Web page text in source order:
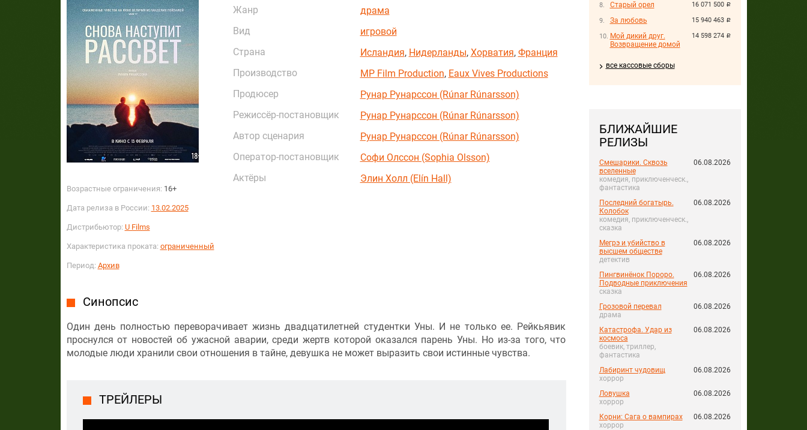
16 071 500 руб.
Старый орел
15 940 463 руб.
За любовь
14 598 274 руб.
Мой дикий друг.
Возвращение домой
все кассовые сборы
БЛИЖАЙШИЕ
РЕЛИЗЫ
Смешарики. Сквозь
вселенные
комедия, приключенческ.,
фантастика
06.08.2026
Последний богатырь.
Колобок
комедия, приключенческ.,
сказка
06.08.2026
Мегрэ и убийство в
высшем обществе
детектив
06.08.2026
Пингвинёнок Пороро.
Подводные приключения
сказка
06.08.2026
Грозовой перевал
драма
06.08.2026
Катастрофа. Удар из
космоса
боевик, триллер,
фантастика
06.08.2026
Лабиринт чудовищ
хоррор
06.08.2026
Ловушка
хоррор
06.08.2026
Корни: Сага о вампирах
хоррор
06.08.2026
Возрастные ограничения: 16+
Дата релиза в России: 13.02.2025
Дистрибьютор: U Films
Характеристика проката: ограниченный
Период: Архив
Жанр
драма
Вид
игровой
Страна
Исландия, Нидерланды, Хорватия, Франция
Производство
MP Film Production, Eaux Vives Productions
Продюсер
Рунар Рунарссон (Rúnar Rúnarsson)
Режиссёр-постановщик
Рунар Рунарссон (Rúnar Rúnarsson)
Автор сценария
Рунар Рунарссон (Rúnar Rúnarsson)
Оператор-постановщик
Софи Олссон (Sophia Olsson)
Актёры
Элин Холл (Elín Hall)
Синопсис
Один день полностью переворачивает жизнь двадцатилетней студентки Уны. И не только ее. Рейкьявик
проснулся от новостей об ужасной аварии, среди жертв которой оказался парень Уны. Но из-за того, что
молодые люди хранили свои отношения в тайне, девушка не может выразить свои истинные чувства.
ТРЕЙЛЕРЫ